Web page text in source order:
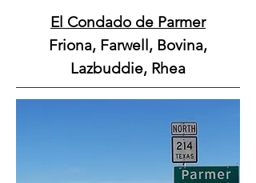
El Condado de Parmer
Friona, Farwell, Bovina,
Lazbuddie, Rhea